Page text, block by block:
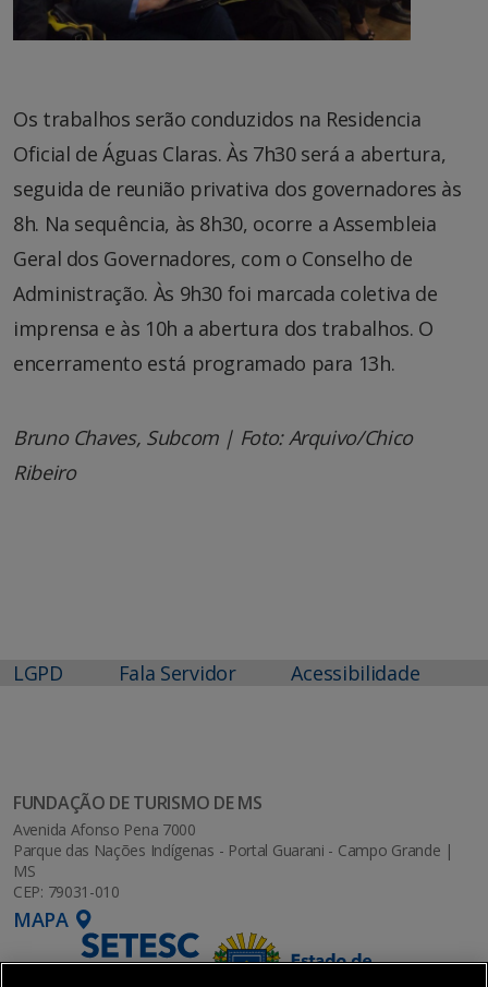
Os trabalhos serão conduzidos na Residencia
Oficial de Águas Claras. Às 7h30 será a abertura,
seguida de reunião privativa dos governadores às
8h. Na sequência, às 8h30, ocorre a Assembleia
Geral dos Governadores, com o Conselho de
Administração. Às 9h30 foi marcada coletiva de
imprensa e às 10h a abertura dos trabalhos. O
encerramento está programado para 13h.
Bruno Chaves, Subcom | Foto: Arquivo/Chico
Ribeiro
LGPD Fala Servidor Acessibilidade
FUNDAÇÃO DE TURISMO DE MS
Avenida Afonso Pena 7000
Parque das Nações Indígenas - Portal Guarani - Campo Grande |
MS
CEP: 79031-010
MAPA